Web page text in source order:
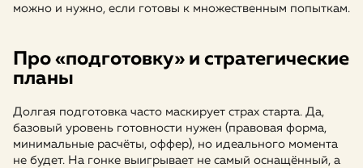
можно и нужно, если готовы к множественным попыткам.
Про «подготовку» и стратегические
планы
Долгая подготовка часто маскирует страх старта. Да,
базовый уровень готовности нужен (правовая форма,
минимальные расчёты, оффер), но идеального момента
не будет. На гонке выигрывает не самый оснащённый, а